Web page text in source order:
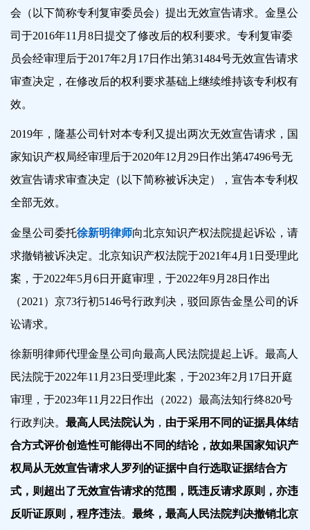
会（以下简称专利复审委员会）提出无效宣告请求。金垦公
司于2016年11月8日提交了修改后的权利要求。专利复审委
员会经审理后于2017年2月17日作出第31484号无效宣告请求
审查决定，在修改后的权利要求基础上继续维持该专利权有
效。
2019年，隆基公司针对本专利又提出两次无效宣告请求，国
家知识产权局经审理后于2020年12月29日作出第47496号无
效宣告请求审查决定（以下简称被诉决定），宣告本专利权
全部无效。
金垦公司委托徐新明律师向北京知识产权法院提起诉讼，请
求撤销被诉决定。北京知识产权法院于2021年4月1日受理此
案，于2022年5月6日开庭审理，于2022年9月28日作出
（2021）京73行初5146号行政判决，驳回原告金垦公司的诉
讼请求。
徐新明律师代理金垦公司向最高人民法院提起上诉。最高人
民法院于2022年11月23日受理此案，于2023年2月17日开庭
审理，于2023年11月22日作出（2022）最高法知行终820号
行政判决。 最高人民法院认为 ， 由于采用不同的证据具体结
合方式评价创造性可能得出不同的结论，故如果国家知识产
权局从无效宣告请求人罗列的证据中自行选取证据结合方
式，则超出了无效宣告请求的范围，既违反请求原则，亦违
反听证原则，程序违法。 最终，最高人民法院判决撤销北京